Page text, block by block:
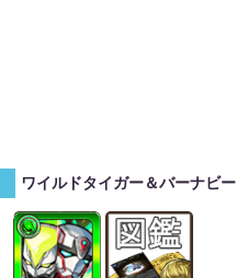
ワイルドタイガー＆バーナビー